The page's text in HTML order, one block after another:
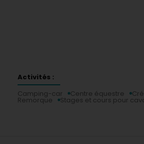
Activités :
Camping-car
Centre équestre
Remorque Stages et cours pour